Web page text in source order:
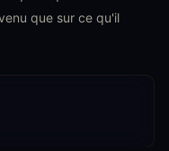
que sur ce qu'il